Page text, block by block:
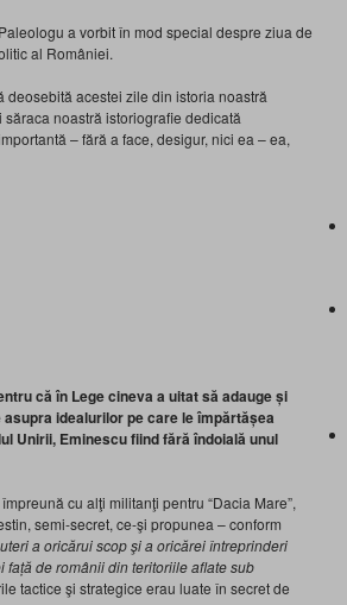
a vorbit în mod special despre ziua de
al României.
acestei zile din istoria noastră
noastră istoriografie dedicată
– fără a face, desigur, nici ea – ea,
că în Lege cineva a uitat să adauge și
asupra idealurilorpe care le împărtășea
Unirii, Eminescu fiind fără îndoială unul
cu alţi militanţi pentru “Dacia Mare”,
semi-secret, ce-şi propunea – conform
a oricărui scop şi a oricărei întreprinderi
de românii din teritoriile aflate sub
tactice şi strategice erau luate în secret de